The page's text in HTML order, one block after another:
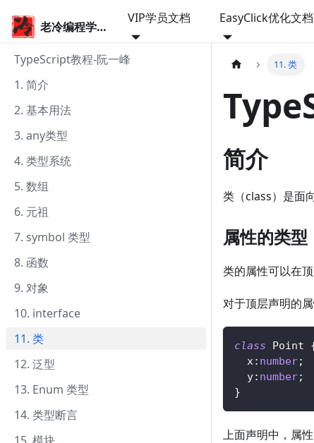
老冷编程学院
VIP学员文档 EasyClick优化文档
TypeScript教程-阮一峰
1. 简介
2. 基本用法
3. any类型
4. 类型系统
5. 数组
6. 元祖
7. symbol 类型
8. 函数
9. 对象
10. interface
11. 类
12. 泛型
13. Enum 类型
14. 类型断言
11. 类
简介
类（class）是面
属性的类型
类的属性可以在
对于顶层声明的
class Point
  x
: number;
  y
: number;
}
上面声明中，属性